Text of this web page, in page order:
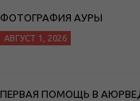
ФОТОГРАФИЯ АУРЫ
АВГУСТ 1, 2026
ПЕРВАЯ ПОМОЩЬ В